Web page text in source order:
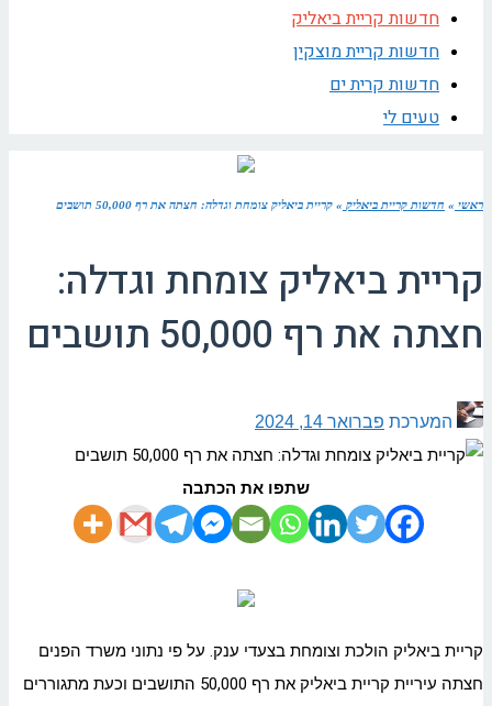
חדשות קריית ביאליק
חדשות קריית מוצקין
חדשות קרית ים
טעים לי
ראשי » חדשות קריית ביאליק » קריית ביאליק צומחת וגדלה: חצתה את רף 50,000 תושבים
קריית ביאליק צומחת וגדלה:
חצתה את רף 50,000 תושבים
המערכת פברואר 14, 2024
שתפו את הכתבה
קריית ביאליק הולכת וצומחת בצעדי ענק. על פי נתוני משרד הפנים
חצתה עיריית קריית ביאליק את רף 50,000 התושבים וכעת מתגוררים